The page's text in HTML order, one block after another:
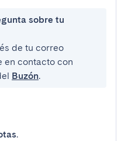
sobre tu
de tu correo
en contacto con
Buzón.
.